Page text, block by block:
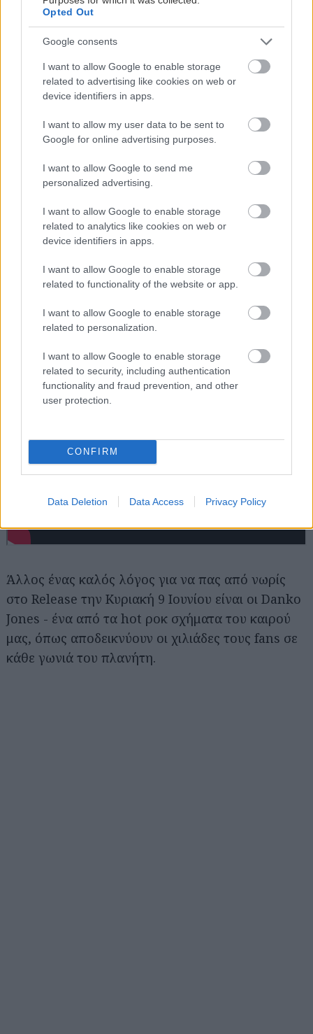
Opted Out
Google consents
I want to allow Google to enable storage
related to advertising like cookies on web or
device identifiers in apps.
I want to allow my user data to be sent to
Google for online advertising purposes.
I want to allow Google to send me
personalized advertising.
I want to allow Google to enable storage
related to analytics like cookies on web or
device identifiers in apps.
I want to allow Google to enable storage
related to functionality of the website or app.
I want to allow Google to enable storage
related to personalization.
I want to allow Google to enable storage
related to security, including authentication
functionality and fraud prevention, and other
user protection.
CONFIRM
Data Deletion Data Access Privacy Policy
Αν είχες τραγουδήσει το “Rock n Roll Queen”
μπροστά στον καθρέπτη σου τότε ξέρεις και δεν
είναι ένας καλός λόγος να φτάσεις στην Πλατεία
Νερού πριν τους Offspring ώστε να απολαύσεις
Άλλος ένας καλός λόγος για να πας από νωρίς
στο Release την Κυριακή 9 Ιουνίου είναι οι Danko
Jones - ένα από τα hot ροκ σχήματα του καιρού
μας, όπως αποδεικνύουν οι χιλιάδες τους fans σε
κάθε γωνιά του πλανήτη.